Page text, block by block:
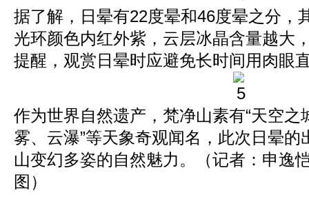
据了解，日晕有22度晕和46度晕之分，
光环颜色内红外紫，云层冰晶含量越大
提醒，观赏日晕时应避免长时间用肉眼
作为世界自然遗产，梵净山素有“天空之
雾、云瀑”等天象奇观闻名，此次日晕
山变幻多姿的自然魅力。（记者：申逸
图）